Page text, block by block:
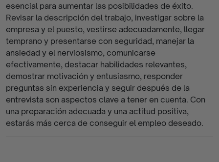
esencial para aumentar las posibilidades de éxito.
Revisar la descripción del trabajo, investigar sobre la
empresa y el puesto, vestirse adecuadamente, llegar
temprano y presentarse con seguridad, manejar la
ansiedad y el nerviosismo, comunicarse
efectivamente, destacar habilidades relevantes,
demostrar motivación y entusiasmo, responder
preguntas sin experiencia y seguir después de la
entrevista son aspectos clave a tener en cuenta. Con
una preparación adecuada y una actitud positiva,
estarás más cerca de conseguir el empleo deseado.